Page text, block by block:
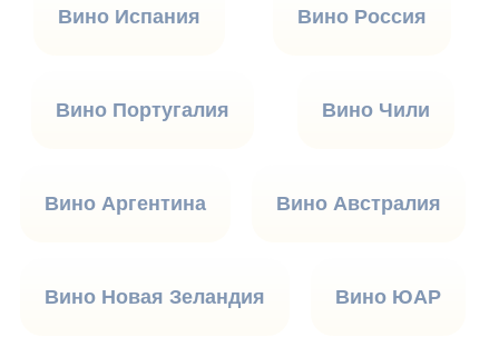
Вино Испания Вино Россия
Вино Португалия Вино Чили
Вино Аргентина Вино Австралия
Вино Новая Зеландия Вино ЮАР